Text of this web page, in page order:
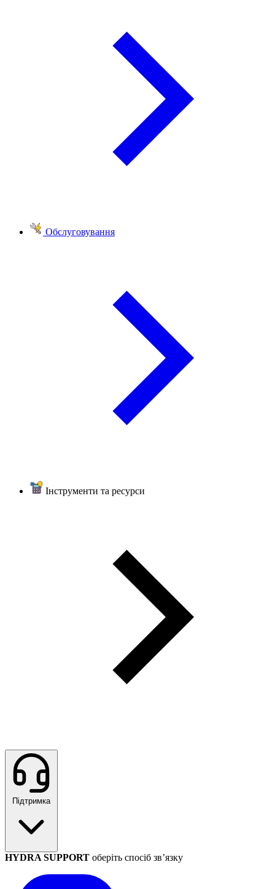
Обслуговування
Інструменти та ресурси
Підтримка
HYDRA SUPPORT оберіть спосіб зв’язку